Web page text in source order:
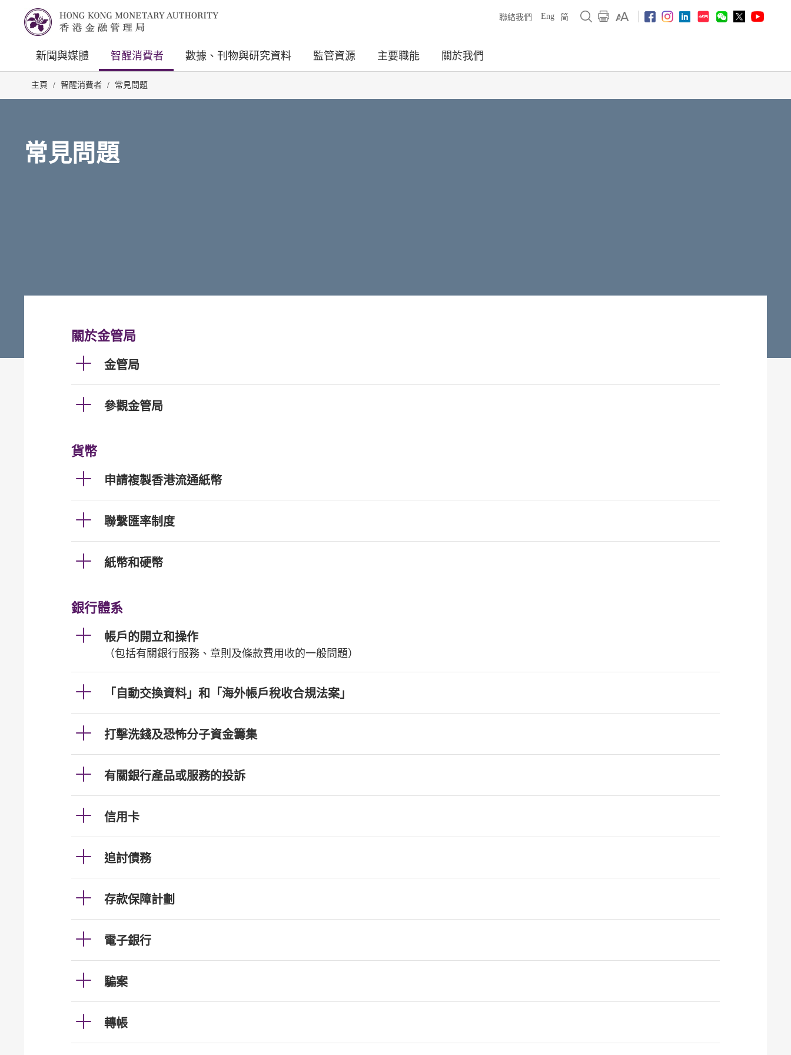
聯絡我們 Eng 简
新聞與媒體 智醒消費者 數據、刊物與研究資料 監管資源 主要職能 關於我們
主頁 / 智醒消費者 / 常見問題
常見問題
關於金管局
金管局
參觀金管局
貨幣
申請複製香港流通紙幣
聯繫匯率制度
紙幣和硬幣
銀行體系
帳戶的開立和操作
（包括有關銀行服務、章則及條款費用收的一般問題）
「自動交換資料」和「海外帳戶稅收合規法案」
打擊洗錢及恐怖分子資金籌集
有關銀行產品或服務的投訴
信用卡
追討債務
存款保障計劃
電子銀行
騙案
轉帳